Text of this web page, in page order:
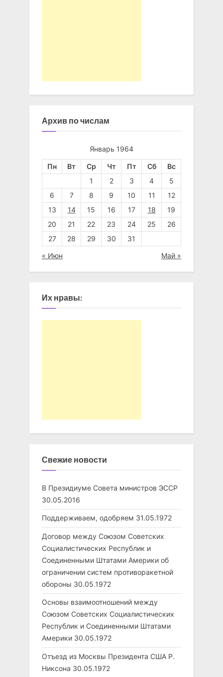
Архив по числам
Январь 1964
Пн Вт Ср Чт Пт Сб
Вс
1
2 3 4
5
6
7 8 9 10 11
12
13
14 15 16 17 18
19
20
21 22 23 24 25
26
27
28 29 30 31
« Июн Май »
Их нравы:
Свежие новости
В Президиуме Совета министров ЭССР
30.05.2016
Поддерживаем, одобряем 31.05.1972
Договор между Союзом Советских
Социалистических Республик и
Соединенными Штатами Америки об
ограничении систем противоракетной
обороны 30.05.1972
Основы взаимоотношений между
Союзом Советских Социалистических
Республик и Соединенными Штатами
Америки 30.05.1972
Отъезд из Москвы Президента США Р.
Никсона 30.05.1972